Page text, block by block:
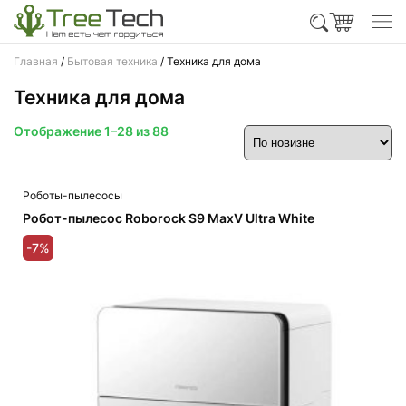
Главная / Бытовая техника / Техника для дома
Техника для дома
Отображение 1–28 из 88Сортировка:
Роботы-пылесосы
Робот-пылесос Roborock S9 MaxV Ultra White
-7%